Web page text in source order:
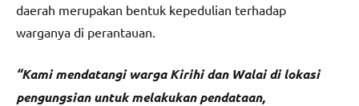
daerah merupakan bentuk kepedulian terhadap
warganya di perantauan.
“Kami mendatangi warga Kirihi dan Walai di lokasi
pengungsian untuk melakukan pendataan,